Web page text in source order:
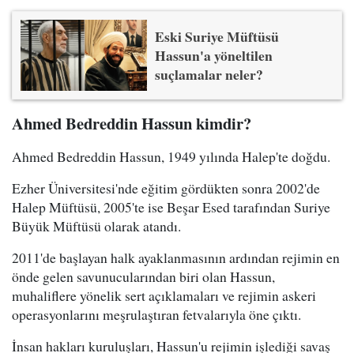
Eski Suriye Müftüsü
Hassun'a yöneltilen
suçlamalar neler?
Ahmed Bedreddin Hassun kimdir?
Ahmed Bedreddin Hassun, 1949 yılında Halep'te doğdu.
Ezher Üniversitesi'nde eğitim gördükten sonra 2002'de
Halep Müftüsü, 2005'te ise Beşar Esed tarafından Suriye
Büyük Müftüsü olarak atandı.
2011'de başlayan halk ayaklanmasının ardından rejimin en
önde gelen savunucularından biri olan Hassun,
muhaliflere yönelik sert açıklamaları ve rejimin askeri
operasyonlarını meşrulaştıran fetvalarıyla öne çıktı.
İnsan hakları kuruluşları, Hassun'u rejimin işlediği savaş